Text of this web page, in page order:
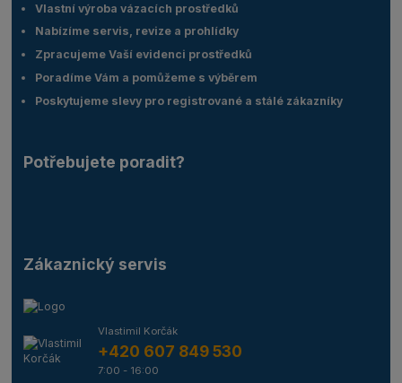
Vlastní výroba vázacích prostředků
Nabízíme servis, revize a prohlídky
Zpracujeme Vaší evidenci prostředků
Poradíme Vám a pomůžeme s výběrem
Poskytujeme slevy pro registrované a stálé zákazníky
Potřebujete poradit?
Zákaznický servis
Vlastimil Korčák
+420 607 849 530
7:00 - 16:00